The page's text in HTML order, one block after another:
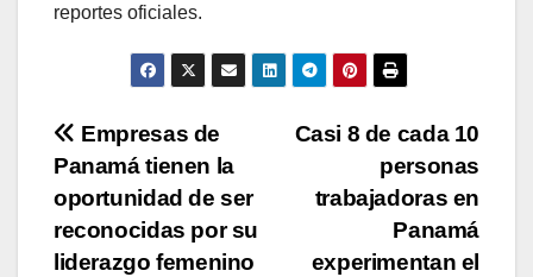
reportes oficiales.
Navegación
de
entradas
Casi 8 de cada 10
personas
trabajadoras en
Panamá
experimentan el
Empresas de
Panamá tienen la
oportunidad de ser
reconocidas por su
liderazgo femenino